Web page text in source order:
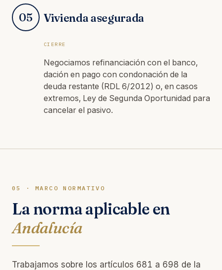
05 Vivienda asegurada
CIERRE
Negociamos refinanciación con el banco,
dación en pago con condonación de la
deuda restante (RDL 6/2012) o, en casos
extremos, Ley de Segunda Oportunidad para
cancelar el pasivo.
05 · MARCO NORMATIVO
La norma aplicable en
Andalucía
Trabajamos sobre los artículos 681 a 698 de la